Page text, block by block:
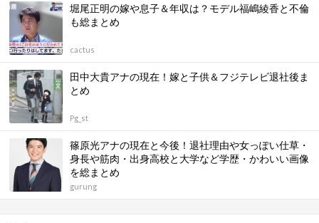
堀尾正明の嫁や息子＆年収は？モデル福嶋綾香と不倫
も総まとめ
cactus
田中大貴アナの現在！嫁と子供＆フジテレビ退社後ま
とめ
Pg_st
篠原光アナの現在と今後！退社理由や女っぽい仕草・
身長や筋肉・出身高校と大学など学歴・かわいい画像
を総まとめ
gurung